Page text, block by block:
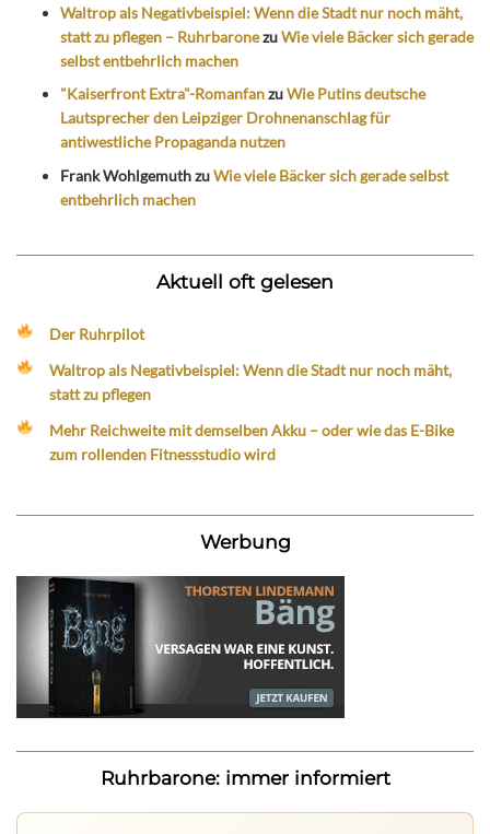
Waltrop als Negativbeispiel: Wenn die Stadt nur noch mäht,
statt zu pflegen – RuhrbaronezuWie viele Bäcker sich gerade
selbst entbehrlich machen
"Kaiserfront Extra"-RomanfanzuWie Putins deutsche
Lautsprecher den Leipziger Drohnenanschlag für
antiwestliche Propaganda nutzen
Frank WohlgemuthzuWie viele Bäcker sich gerade selbst
entbehrlich machen
Aktuell oft gelesen
Der Ruhrpilot
Waltrop als Negativbeispiel: Wenn die Stadt nur noch mäht,
statt zu pflegen
Mehr Reichweite mit demselben Akku – oder wie das E-Bike
zum rollenden Fitnessstudio wird
Werbung
Ruhrbarone: immer informiert